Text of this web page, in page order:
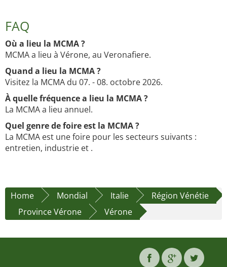
FAQ
Où a lieu la MCMA ?
MCMA a lieu à Vérone, au Veronafiere.
Quand a lieu la MCMA ?
Visitez la MCMA du 07. - 08. octobre 2026.
À quelle fréquence a lieu la MCMA ?
La MCMA a lieu annuel.
Quel genre de foire est la MCMA ?
La MCMA est une foire pour les secteurs suivants :
entretien, industrie et .
Home Mondial Italie
Région Vénétie
Province Vérone
Vérone